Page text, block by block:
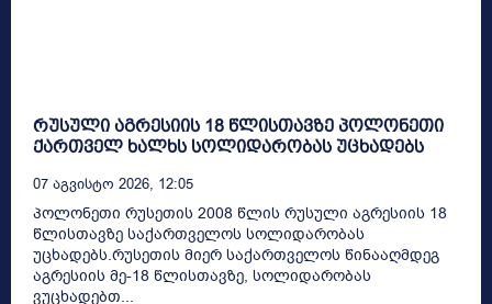
რუსული აგრესიის 18 წლისთავზე პოლონეთი
ქართველ ხალხს სოლიდარობას უცხადებს
07 Აგვისტო 2026, 12:05
პოლონეთი რუსეთის 2008 წლის რუსული აგრესიის 18
წლისთავზე საქართველოს სოლიდარობას
უცხადებს.რუსეთის მიერ საქართველოს წინააღმდეგ
აგრესიის მე-18 წლისთავზე, სოლიდარობას
ვუცხადებთ...